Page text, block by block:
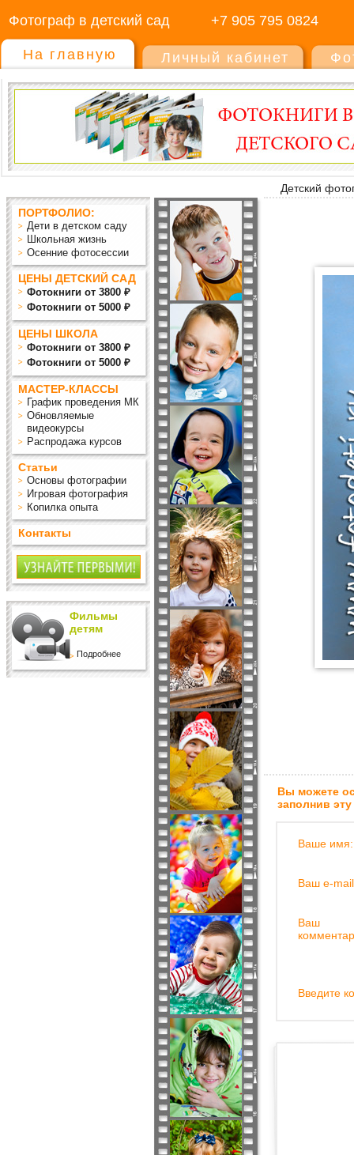
Фотограф в детский сад +7 905 795 0824
На главную Личный кабинет
Детский
ПОРТФОЛИО:
Дети в детском саду
Школьная жизнь
Осенние фотосессии
ЦЕНЫ ДЕТСКИЙ САД
Фотокниги от 3800 ₽
Фотокниги от 5000 ₽
ЦЕНЫ ШКОЛА
Фотокниги от 3800 ₽
Фотокниги от 5000 ₽
МАСТЕР-КЛАССЫ
График проведения МК
Обновляемые
видеокурсы
Распродажа курсов
Статьи
Основы фотографии
Игровая фотография
Копилка опыта
Контакты
Фильмы
детям
Подробнее
Вы можете
заполнив
Ваше имя:
Ваш e-
Ваш
Введите